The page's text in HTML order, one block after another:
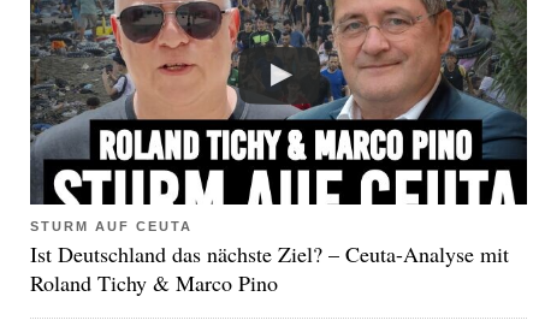
STURM AUF CEUTA
Ist Deutschland das nächste Ziel? – Ceuta-Analyse mit
Roland Tichy & Marco Pino